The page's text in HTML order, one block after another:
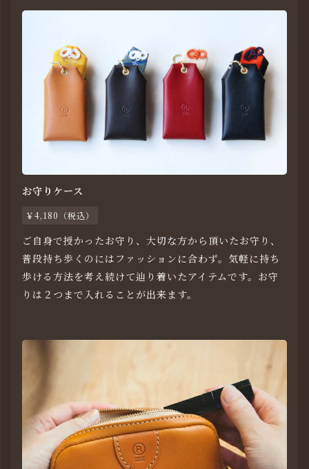
お守りケース
￥4,180（税込）
ご自身で授かったお守り、大切な方から頂いたお守り、
普段持ち歩くのにはファッションに合わず。気軽に持ち
歩ける方法を考え続けて辿り着いたアイテムです。お守
りは２つまで入れることが出来ます。